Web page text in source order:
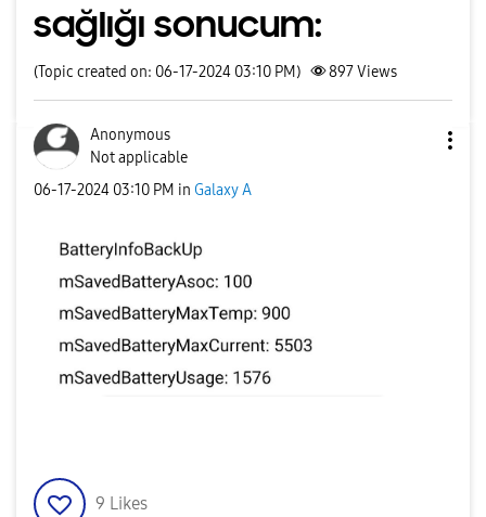
sağlığı sonucum:
(Topic created on: 06-17-2024 03:10 PM) 897Views
Anonymous
Not applicable
‎06-17-2024 03:10 PM in Galaxy A
9 Likes